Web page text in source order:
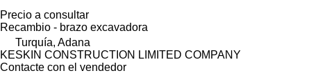
Precio a consultar
Recambio - brazo excavadora
Turquía, Adana
KESKIN CONSTRUCTION LIMITED COMPANY
Contacte con el vendedor